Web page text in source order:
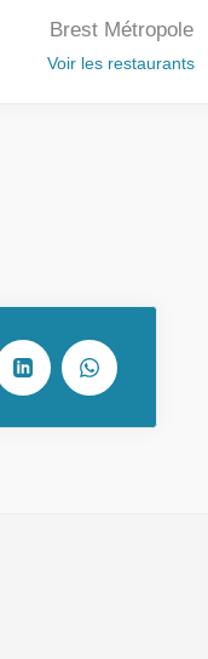
Brest Métropole
Voir les restaurants